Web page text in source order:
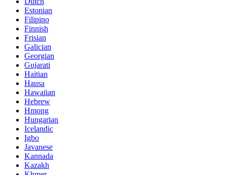
Estonian
Filipino
Finnish
Frisian
Galician
Georgian
Gujarati
Haitian
Hausa
Hawaiian
Hebrew
Hmong
Hungarian
Icelandic
Igbo
Javanese
Kannada
Kazakh